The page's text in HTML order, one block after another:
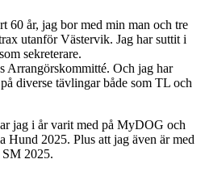
60 år, jag bor med min man och tre
utanför Västervik. Jag har suttit i
sekreterare.
Arrangörskommitté. Och jag har
diverse tävlingar både som TL och
jag i år varit med på MyDOG och
Hund 2025. Plus att jag även är med
2025.